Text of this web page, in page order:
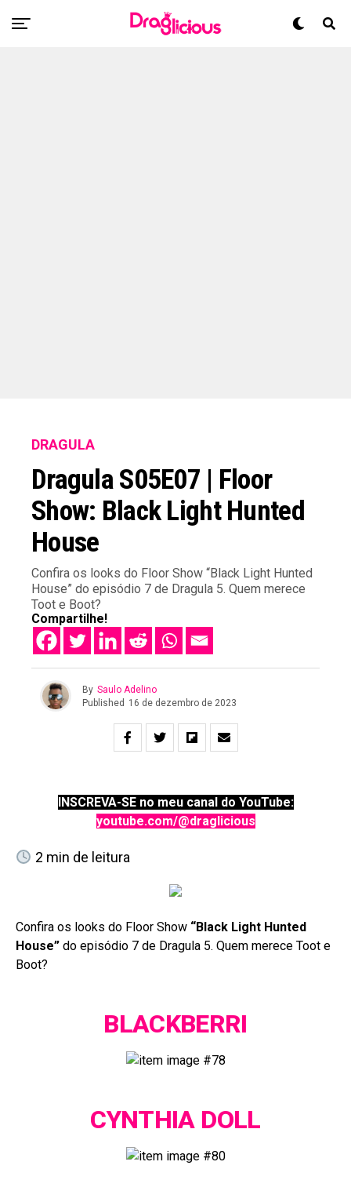
DRAGULA
Dragula S05E07 | Floor
Show: Black Light Hunted
House
Confira os looks do Floor Show “Black Light Hunted
House” do episódio 7 de Dragula 5. Quem merece
Toot e Boot?
Compartilhe!
By Saulo Adelino
Published 16 de dezembro de 2023
INSCREVA-SE no meu canal do YouTube:
youtube.com/@draglicious
2 min de leitura
Confira os looks do Floor Show “Black Light Hunted
House” do episódio 7 de Dragula 5. Quem merece Toot e
Boot?
BLACKBERRI
CYNTHIA DOLL